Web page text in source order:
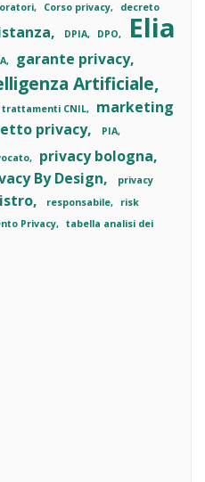
Corso privacy decreto
DPIA DPO Elia
garante privacy
Artificiale
trattamenti CNIL
marketing
privacy PIA
privacy bologna
By Design
privacy
responsabile
risk
Privacy
tabella analisi dei